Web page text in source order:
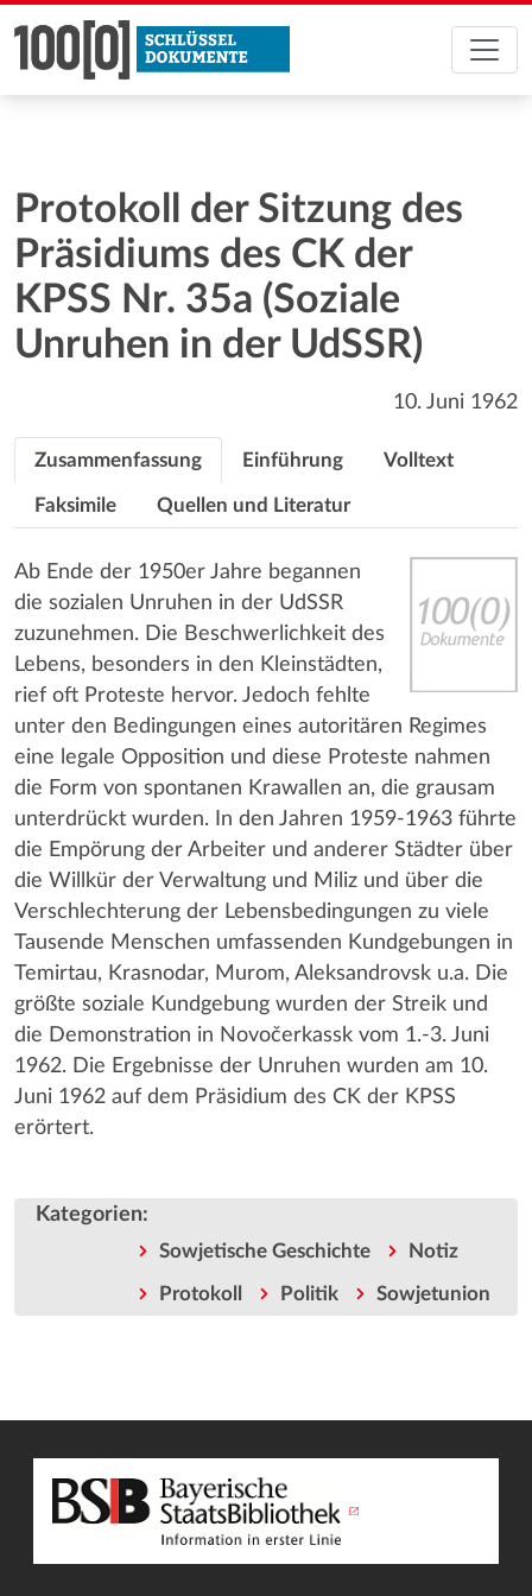
Protokoll der Sitzung des
Präsidiums des CK der
KPSS Nr. 35a (Soziale
Unruhen in der UdSSR)
10. Juni 1962
Zusammenfassung Einführung Volltext
Faksimile Quellen und Literatur
Ab Ende der 1950er Jahre begannen
die sozialen Unruhen in der UdSSR
zuzunehmen. Die Beschwerlichkeit des
Lebens, besonders in den Kleinstädten,
rief oft Proteste hervor. Jedoch fehlte
unter den Bedingungen eines autoritären Regimes
eine legale Opposition und diese Proteste nahmen
die Form von spontanen Krawallen an, die grausam
unterdrückt wurden. In den Jahren 1959-1963 führte
die Empörung der Arbeiter und anderer Städter über
die Willkür der Verwaltung und Miliz und über die
Verschlechterung der Lebensbedingungen zu viele
Tausende Menschen umfassenden Kundgebungen in
Temirtau, Krasnodar, Murom, Aleksandrovsk u.a. Die
größte soziale Kundgebung wurden der Streik und
die Demonstration in Novočerkassk vom 1.-3. Juni
1962. Die Ergebnisse der Unruhen wurden am 10.
Juni 1962 auf dem Präsidium des CK der KPSS
erörtert.
Kategorien:
Sowjetische Geschichte Notiz
Protokoll Politik Sowjetunion